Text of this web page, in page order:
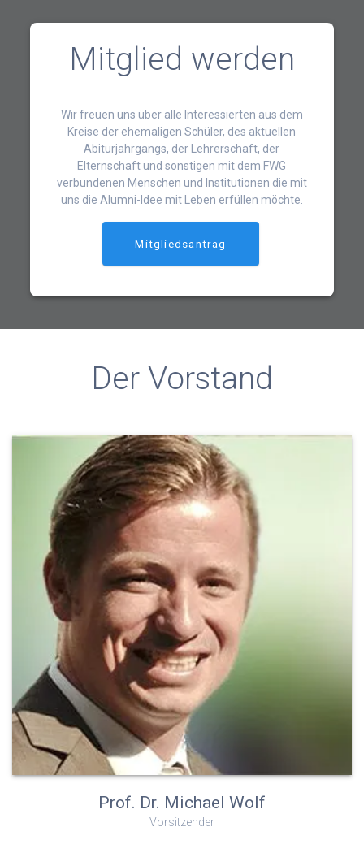
Mitglied werden
Wir freuen uns über alle Interessierten aus dem
Kreise der ehemaligen Schüler, des aktuellen
Abiturjahrgangs, der Lehrerschaft, der
Elternschaft und sonstigen mit dem FWG
verbundenen Menschen und Institutionen die mit
uns die Alumni-Idee mit Leben erfüllen möchte.
Mitgliedsantrag
Der Vorstand
Prof. Dr. Michael Wolf
Vorsitzender